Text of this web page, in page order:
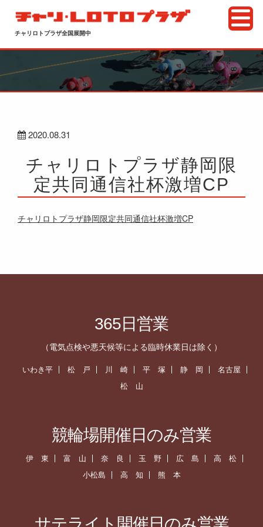
チャリロトプラザ全国展開中
2020.08.31
チャリロトプラザ静岡限
定共同通信社杯激増CP
チャリロトプラザ静岡限定共同通信社杯激増CP
365日営業
（電気点検や悪天候等による臨時休業日は除く）
いわき平 松 戸 川 崎 平 塚 静 岡
名古屋
松 山
競輪場開催日のみ営業
伊 東 富 山 奈 良 玉 野 広 島
高 松
小松島
高 知 熊 本